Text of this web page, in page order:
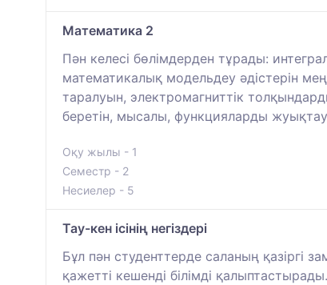
Математика 2
Пән келесі бөлімдерден тұрады:
математикалық модельдеу әдістерін
таралуын, электромагниттік
беретін, мысалы, функцияларды
Оқу жылы - 1
Семестр - 2
Несиелер - 5
Тау-кен ісінің негіздері
Бұл пән студенттерде саланың қазіргі
қажетті кешенді білімді